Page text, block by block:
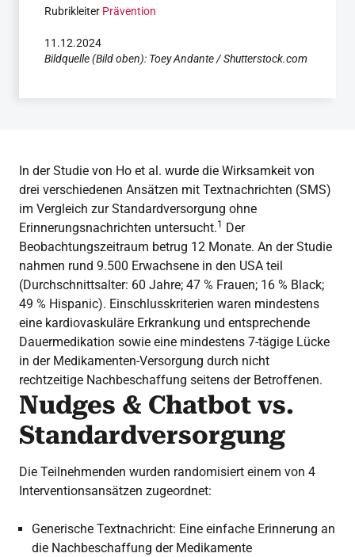
Rubrikleiter Prävention
11.12.2024
Bildquelle (Bild oben): Toey Andante / Shutterstock.com
In der Studie von Ho et al. wurde die Wirksamkeit von
drei verschiedenen Ansätzen mit Textnachrichten (SMS)
im Vergleich zur Standardversorgung ohne
Erinnerungsnachrichten untersucht.1 Der
Beobachtungszeitraum betrug 12 Monate. An der Studie
nahmen rund 9.500 Erwachsene in den USA teil
(Durchschnittsalter: 60 Jahre; 47 % Frauen; 16 % Black;
49 % Hispanic). Einschlusskriterien waren mindestens
eine kardiovaskuläre Erkrankung und entsprechende
Dauermedikation sowie eine mindestens 7-tägige Lücke
in der Medikamenten-Versorgung durch nicht
rechtzeitige Nachbeschaffung seitens der Betroffenen.
Nudges & Chatbot vs.
Standardversorgung
Die Teilnehmenden wurden randomisiert einem von 4
Interventionsansätzen zugeordnet:
Generische Textnachricht: Eine einfache Erinnerung an
die Nachbeschaffung der Medikamente